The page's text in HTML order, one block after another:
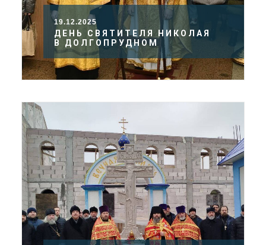
19.12.2025
ДЕНЬ СВЯТИТЕЛЯ НИКОЛАЯ
В ДОЛГОПРУДНОМ